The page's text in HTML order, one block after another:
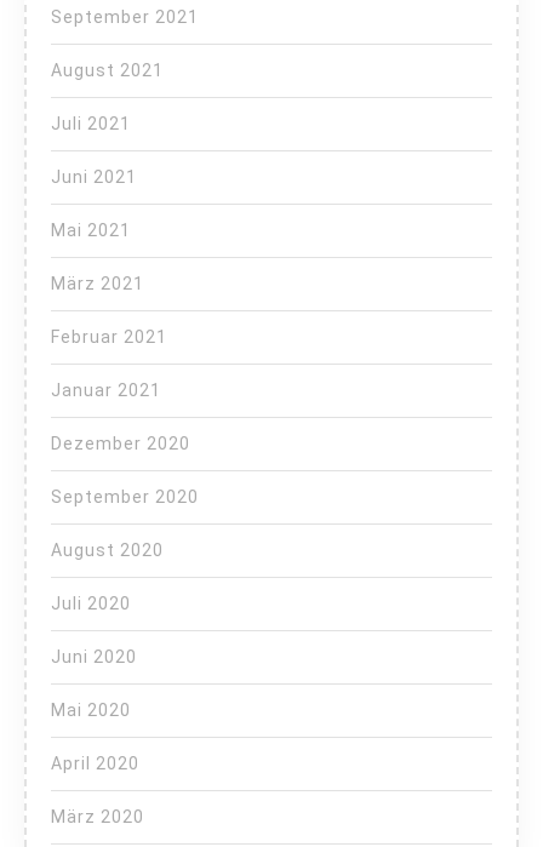
September 2021
August 2021
Juli 2021
Juni 2021
Mai 2021
März 2021
Februar 2021
Januar 2021
Dezember 2020
September 2020
August 2020
Juli 2020
Juni 2020
Mai 2020
April 2020
März 2020